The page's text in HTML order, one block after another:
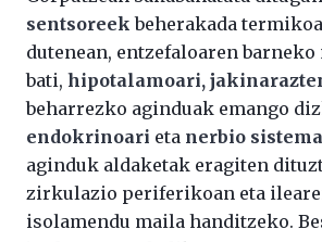
sentsoreek beherakada
dutenean, entzefaloaren
bati, hipotalamoari,
beharrezko aginduak emango
endokrinoari eta nerbio
aginduk aldaketak eragiten
zirkulazio periferikoan eta
isolamendu maila handitzeko.